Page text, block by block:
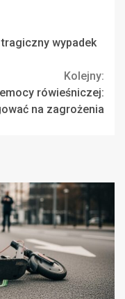
wypadek
Kolejny:
rówieśniczej:
na zagrożenia